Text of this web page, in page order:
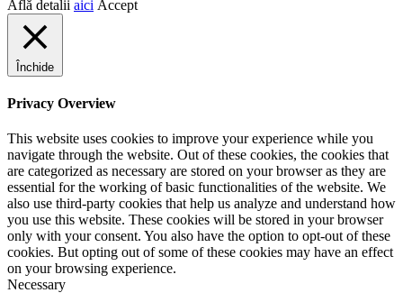
Află detalii aici Accept
Închide
Privacy Overview
This website uses cookies to improve your experience while you
navigate through the website. Out of these cookies, the cookies that
are categorized as necessary are stored on your browser as they are
essential for the working of basic functionalities of the website. We
also use third-party cookies that help us analyze and understand how
you use this website. These cookies will be stored in your browser
only with your consent. You also have the option to opt-out of these
cookies. But opting out of some of these cookies may have an effect
on your browsing experience.
Necessary